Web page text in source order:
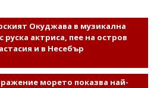
Окуджава в музикална
руска актриса, пее на остров
и в Несебър
морето показва най-